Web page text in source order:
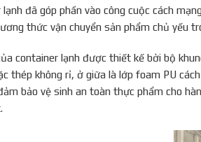
lạnh đã góp phần vào công cuộc cách
thức vận chuyển sản phẩm chủ yếu
container lạnh được thiết kế bởi bộ
thép không rỉ, ở giữa là lớp foam PU
bảo vệ sinh an toàn thực phẩm cho